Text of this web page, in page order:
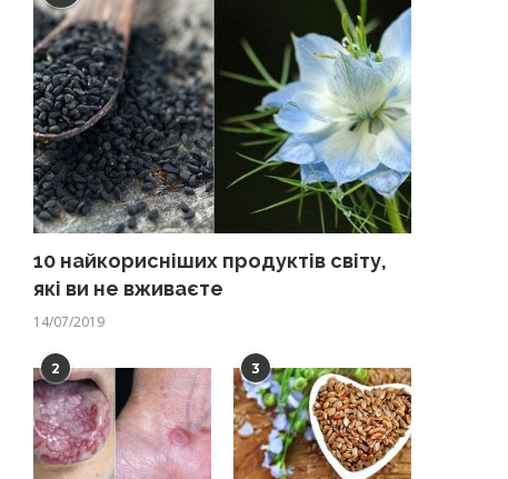
10 найкорисніших продуктів світу,
які ви не вживаєте
14/07/2019
2 3